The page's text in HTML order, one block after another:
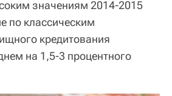
значениям 2014-2015
по классическим
кредитования
на 1,5-3 процентного